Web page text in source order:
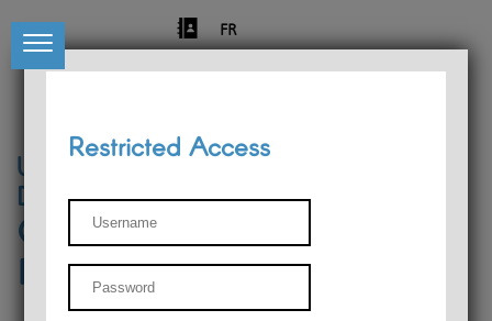
FR
University of Liège
Départment of Philosophy
Center for Phenomenological
Research
Restricted Access